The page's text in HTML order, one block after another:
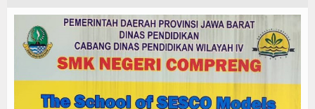
Tutorial
Ekonomi